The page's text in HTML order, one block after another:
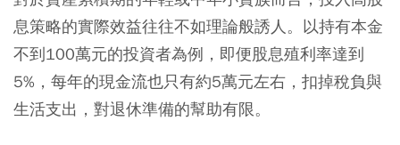
息策略的實際效益往往不如理論般誘人。以持有本金
不到100萬元的投資者為例，即便股息殖利率達到
5%，每年的現金流也只有約5萬元左右，扣掉稅負與
生活支出，對退休準備的幫助有限。